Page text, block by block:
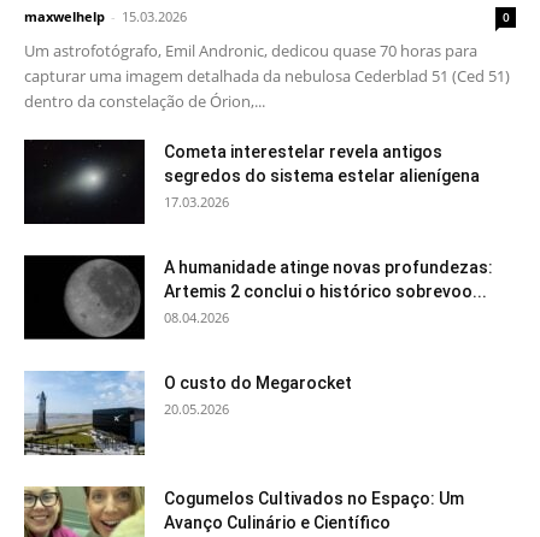
maxwelhelp - 15.03.2026 0
Um astrofotógrafo, Emil Andronic, dedicou quase 70 horas para
capturar uma imagem detalhada da nebulosa Cederblad 51 (Ced 51)
dentro da constelação de Órion,...
Cometa interestelar revela antigos
segredos do sistema estelar alienígena
17.03.2026
A humanidade atinge novas profundezas:
Artemis 2 conclui o histórico sobrevoo...
08.04.2026
O custo do Megarocket
20.05.2026
Cogumelos Cultivados no Espaço: Um
Avanço Culinário e Científico